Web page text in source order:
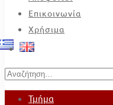
Επικοινωνία
Χρήσιμα
Search
for:
Τμήμα